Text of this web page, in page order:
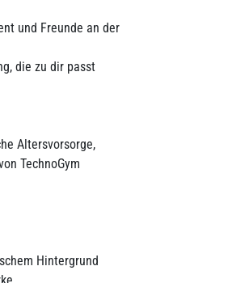
und Freunde an der
die zu dir passt
Altersvorsorge,
TechnoGym
Hintergrund